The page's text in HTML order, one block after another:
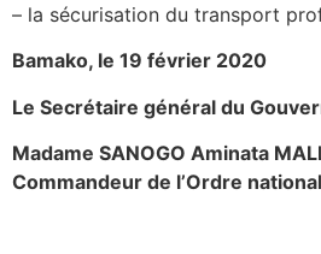
– la sécurisation du transport
Bamako, le 19 février 2020
Le Secrétaire général du
Madame SANOGO Aminata
Commandeur de l’Ordre national